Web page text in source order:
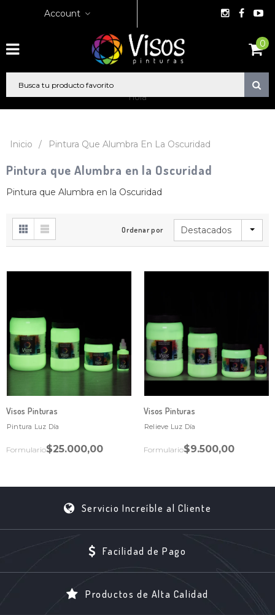
Account
0
hola
Inicio / Pintura Que Alumbra En La Oscuridad
Pintura que Alumbra en la Oscuridad
Pintura que Alumbra en la Oscuridad
Ordenar por Destacados
Visos Pinturas
Pintura Luz Día
Formulario$25.000,00
Visos Pinturas
Relieve Luz Día
Formulario$9.500,00
Servicio Increíble al Cliente
Facilidad de Pago
Productos de Alta Calidad